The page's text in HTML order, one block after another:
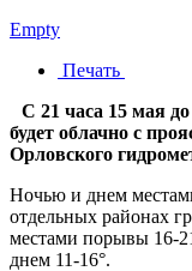
Empty
Печать
С 21 часа 15 мая
будет облачно с
Орловского
Ночью и днем
отдельных районах
местами порывы 16-
днем 11-16°.